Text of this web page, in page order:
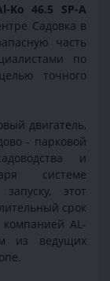
Ko 46.5 SP-A
Садовка в
часть
по
точного
двигатель,
- парковой
и
системе
этот
срок
AL-
из ведущих